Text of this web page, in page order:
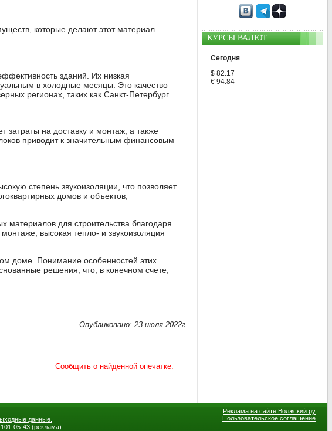
которые делают этот материал
зданий. Их низкая
в холодные месяцы. Это качество
регионах, таких как Санкт-Петербург.
затраты на доставку и монтаж, а также
приводит к значительным финансовым
степень звукоизоляции, что позволяет
домов и объектов,
материалов для строительства благодаря
высокая тепло- и звукоизоляция
доме. Понимание особенностей этих
решения, что, в конечном счете,
Опубликовано: 23 июля 2022г.
КУРСЫ ВАЛЮТ
Сегодня
$ 82.17
€ 94.84
данные.
05-43 (реклама).
Реклама на сайте Волжский.ру
Пользовательское соглашение